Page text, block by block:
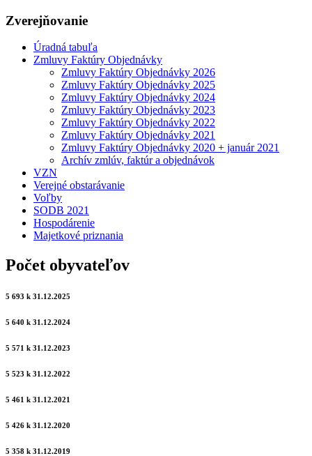
Zverejňovanie
Úradná tabuľa
Zmluvy Faktúry Objednávky
Zmluvy Faktúry Objednávky 2026
Zmluvy Faktúry Objednávky 2025
Zmluvy Faktúry Objednávky 2024
Zmluvy Faktúry Objednávky 2023
Zmluvy Faktúry Objednávky 2022
Zmluvy Faktúry Objednávky 2021
Zmluvy Faktúry Objednávky 2020 + január 2021
Archív zmlúv, faktúr a objednávok
VZN
Verejné obstarávanie
Voľby
SODB 2021
Hospodárenie
Majetkové priznania
Počet obyvateľov
5 693 k 31.12.2025
5 640 k 31.12.2024
5 571 k 31.12.2023
5 523 k 31.12.2022
5 461 k 31.12.2021
5 426 k 31.12.2020
5 358 k 31.12.2019